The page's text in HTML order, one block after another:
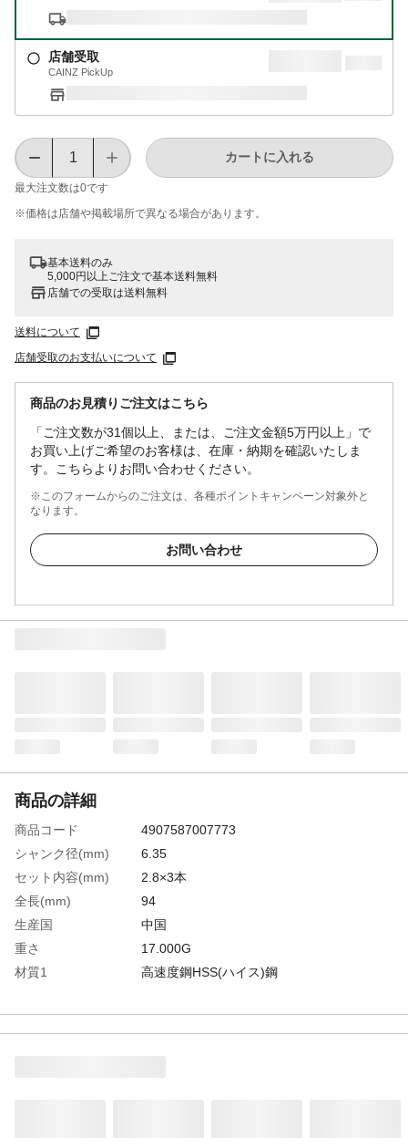
店舗受取
CAINZ PickUp
最大注文数は0です
カートに入れる
※価格は​店舗や​掲載場所で​異なる​場合が​あります。
基本送料のみ
5,000円以上ご注文で基本送料無料
店舗での受取は送料無料
送料について
店舗受取のお支払いについて
商品のお見積りご注文はこちら
「ご注文数が31個以上、または、ご注文金額5万円以上」で
お買い上げご希望のお客様は、在庫・納期を確認いたしま
す。こちらよりお問い合わせください。
※このフォームからのご注文は、各種ポイントキャンペーン対象外と
なります。
お問い合わせ
商品の詳細
商品コード
4907587007773
シャンク径(mm)
6.35
セット内容(mm)
2.8×3本
全長(mm)
94
生産国
中国
重さ
17.000G
材質1
高速度鋼HSS(ハイス)鋼